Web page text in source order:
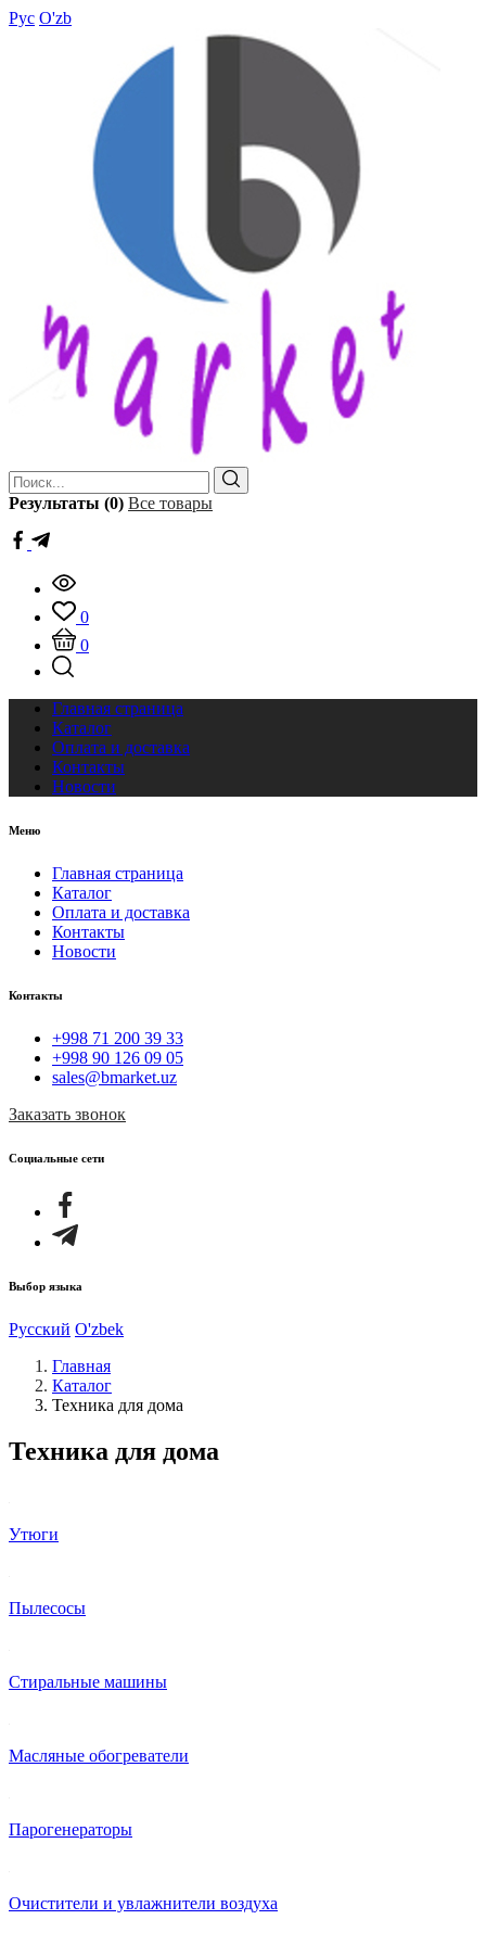
Рус O'zb
Результаты (0) Все товары
0
0
Главная страница
Каталог
Оплата и доставка
Контакты
Новости
Меню
Главная страница
Каталог
Оплата и доставка
Контакты
Новости
Контакты
+998 71 200 39 33
+998 90 126 09 05
sales@bmarket.uz
Заказать звонок
Социальные сети
Выбор языка
Русский O'zbek
Главная
Каталог
Техника для дома
Техника для дома
Утюги
Пылесосы
Стиральные машины
Масляные обогреватели
Парогенераторы
Очистители и увлажнители воздуха